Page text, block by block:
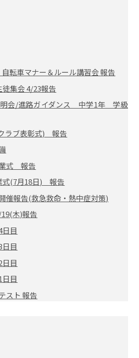
車マナー＆ルール講習会 報告
集会 4/23報告
会/進路ガイダンス 中学1年 学級
ラブ表彰式) 報告
式 報告
(7月18日) 報告
報告(救急救命・熱中症対策)
木)報告
目
目
目
目
スト 報告